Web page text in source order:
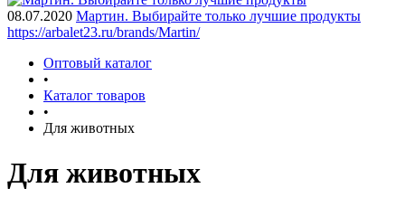
08.07.2020 Мартин. Выбирайте только лучшие продукты
https://arbalet23.ru/brands/Martin/
Оптовый каталог
•
Каталог товаров
•
Для животных
Для животных